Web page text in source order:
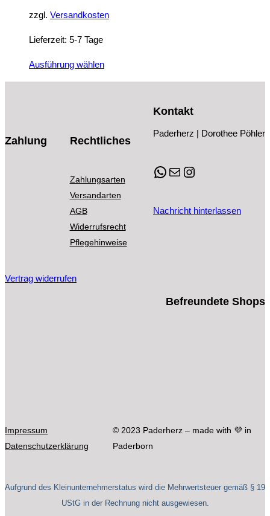
Produktseite
zzgl. Versandkosten
Lieferzeit: 5-7 Tage
Ausführung wählenDieses
Produkt
auf.
Zahlung Rechtliches
Zahlungsarten
Versandarten
AGB
Widerrufsrecht
Pflegehinweise
Kontakt
Paderherz | Dorothee Pöhler
WhatsApp
E-MailInstagram
Nachricht hinterlassen
Vertrag widerrufen
Befreundete Shops
Impressum
Datenschutzerklärung
© 2023 Paderherz – made with 💜 in
Paderborn
Aufgrund des Kleinunternehmerstatus wird die Mehrwertsteuer gemäß § 19
UStG in der Rechnung nicht ausgewiesen.